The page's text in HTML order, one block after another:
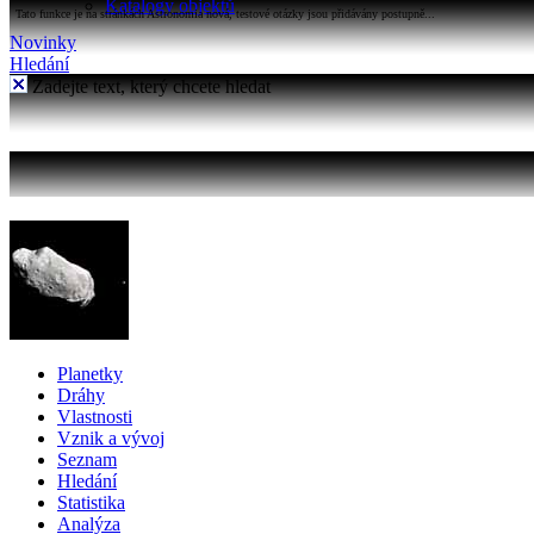
Katalogy objektů
Tato funkce je na stránkách Astronomia nová, testové otázky jsou přidávány postupně...
Novinky
Hledání
Zadejte text, který chcete hledat
Planetky
Dráhy
Vlastnosti
Vznik a vývoj
Seznam
Hledání
Statistika
Analýza